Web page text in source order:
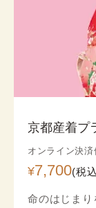
京都産着プ
オンライン決
¥7,700(税
命のはじま